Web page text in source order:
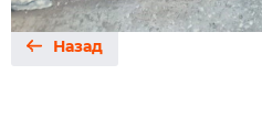
Назад